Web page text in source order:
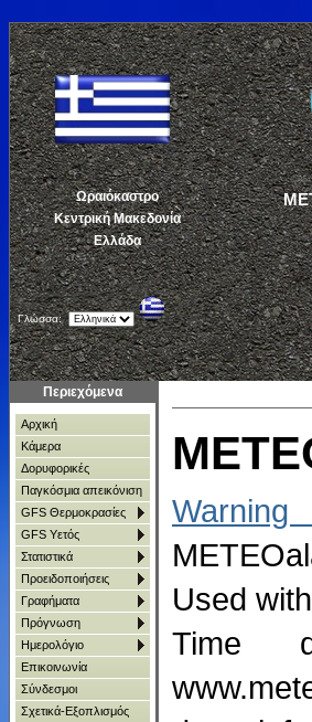
Ωραιόκαστρο
Κεντρική Μακεδονία
Ελλάδα
Γλώσσα:
Περιεχόμενα
Αρχική
Κάμερα
Δορυφορικές
Παγκόσμια απεικόνιση
GFS Θερμοκρασίες
GFS Υετός
Στατιστικά
Προειδοποιήσεις
Γραφήματα
Πρόγνωση
Ημερολόγιο
Επικοινωνία
Σύνδεσμοι
Σχετικά-Εξοπλισμός
Warning
Used
Time